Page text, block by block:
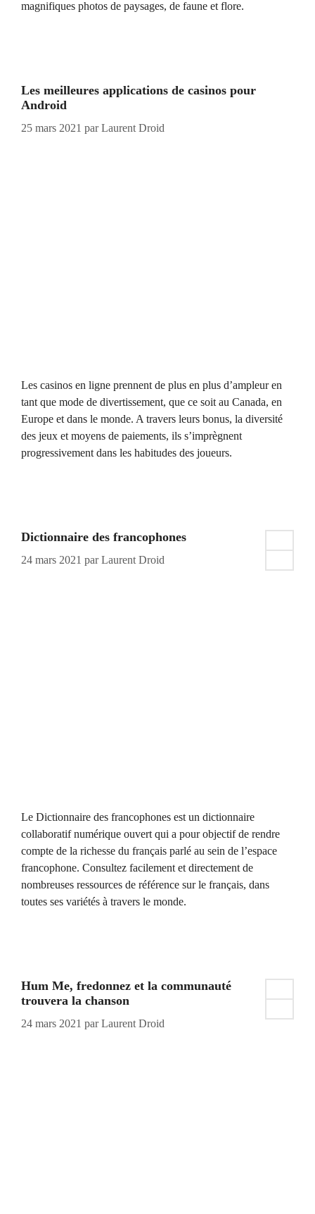
magnifiques photos de paysages, de faune et flore.
Les meilleures applications de casinos pour
Android
25 mars 2021 parLaurent Droid
Les casinos en ligne prennent de plus en plus d’ampleur en
tant que mode de divertissement, que ce soit au Canada, en
Europe et dans le monde. A travers leurs bonus, la diversité
des jeux et moyens de paiements, ils s’imprègnent
progressivement dans les habitudes des joueurs.
Dictionnaire des francophones
24 mars 2021 parLaurent Droid
Le Dictionnaire des francophones est un dictionnaire
collaboratif numérique ouvert qui a pour objectif de rendre
compte de la richesse du français parlé au sein de l’espace
francophone. Consultez facilement et directement de
nombreuses ressources de référence sur le français, dans
toutes ses variétés à travers le monde.
Hum Me, fredonnez et la communauté
trouvera la chanson
24 mars 2021 parLaurent Droid